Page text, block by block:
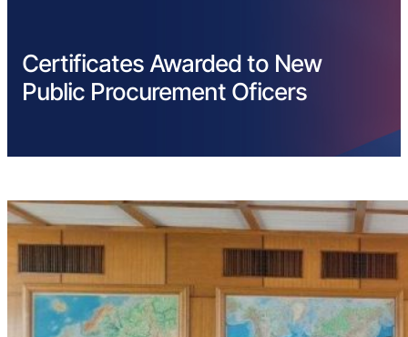
Certificates Awarded to New
Public Procurement Oficers